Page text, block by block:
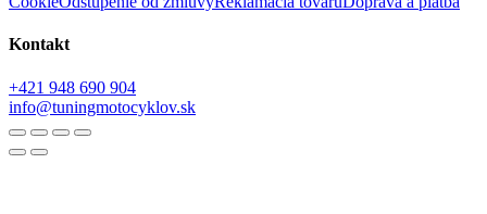
Kontakt
+421 948 690 904
info@tuningmotocyklov.sk